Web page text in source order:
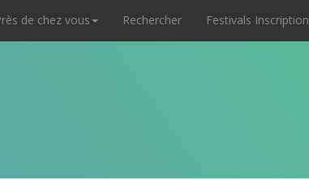
de chez vous Rechercher Festivals Inscription